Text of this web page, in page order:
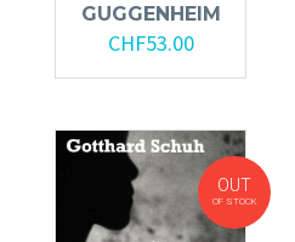
GUGGENHEIM
CHF53.00
OUT
OF STOCK